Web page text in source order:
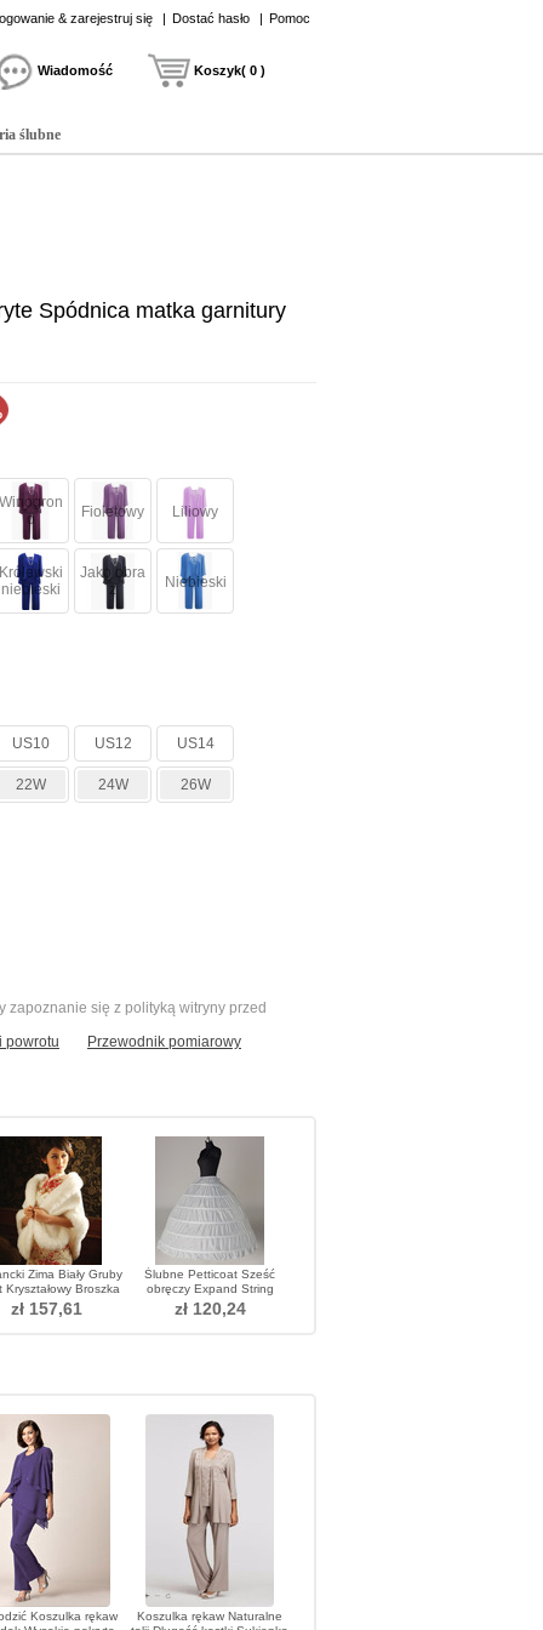
& zarejestruj się | Dostać hasło | Pomoc
Wiadomość Koszyk( 0 )
ślubne
Spódnica matka garnitury
Winogron
o
Fioletowy Liliowy
Królewski
niebieski
Jako obra
z
Niebieski
US10 US12 US14
22W 24W 26W
się z polityką witryny przed
powrotu Przewodnik pomiarowy
Zima Biały Gruby
Kryształowy Broszka
Szal Szybereczny
zł 157,61
Ślubne Petticoat Sześć
obręczy Expand String
Width Full dress Adjustable
zł 120,24
Koszulka rękaw
Koszulka rękaw Naturalne